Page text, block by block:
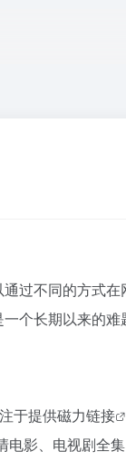
过不同的方式
个长期以来的难
于提供磁力链接
影、电视剧全